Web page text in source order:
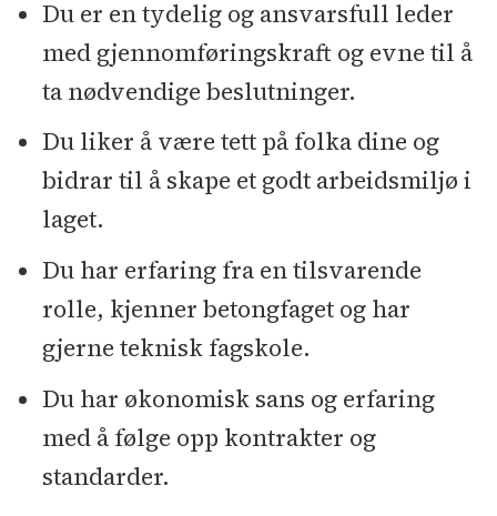
Du er en tydelig og ansvarsfull leder
med gjennomføringskraft og evne til å
ta nødvendige beslutninger.
Du liker å være tett på folka dine og
bidrar til å skape et godt arbeidsmiljø i
laget.
Du har erfaring fra en tilsvarende
rolle, kjenner betongfaget og har
gjerne teknisk fagskole.
Du har økonomisk sans og erfaring
med å følge opp kontrakter og
standarder.